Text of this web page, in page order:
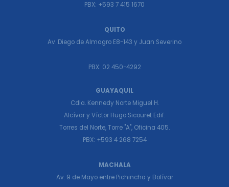
PBX: +593 7 415 1670
QUITO
Av. Diego de Almagro E8-143 y Juan Severino
PBX: 02 450-4292
GUAYAQUIL
Cdla. Kennedy Norte Miguel H.
Alcívar y Víctor Hugo Sicouret Edif.
Torres del Norte, Torre "A", Oficina 405.
PBX: +593 4 268 7254
MACHALA
Av. 9 de Mayo entre Pichincha y Bolívar